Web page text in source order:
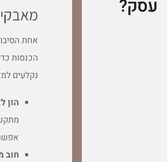
עסק?
אחת
הכנסות
נקלעים
הון
חוב